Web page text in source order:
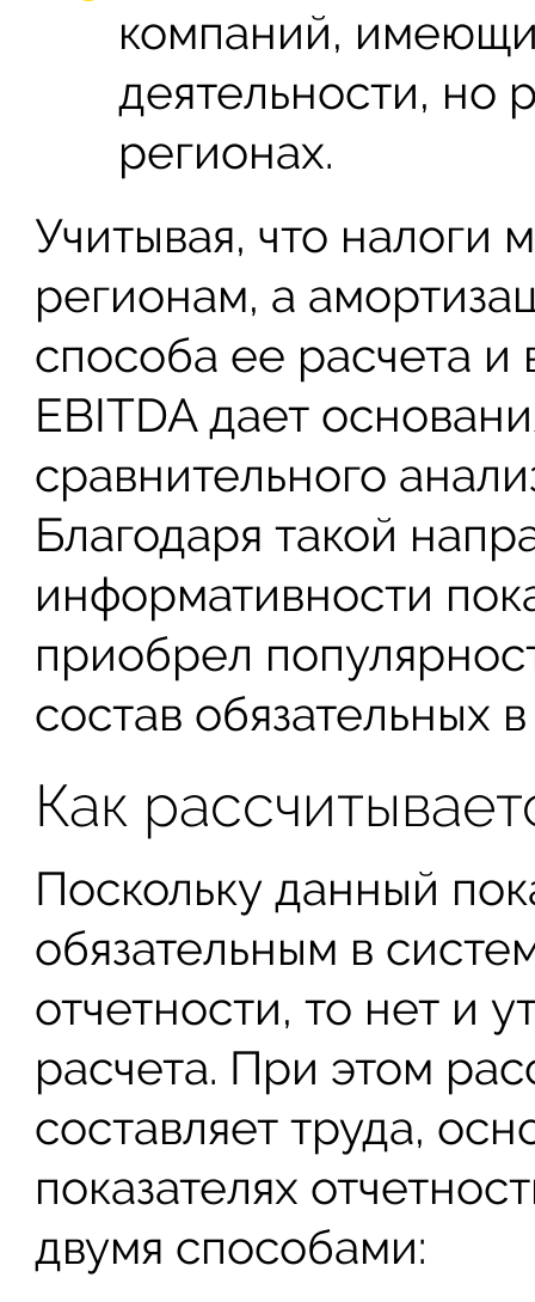
компаний,
деятельности, но
регионах.
Учитывая, что налоги
регионам, а
способа ее расчета и
EBITDA дает
сравнительного
Благодаря такой
информативности
приобрел
состав обязательных
Как
Поскольку данный
обязательным в
отчетности, то нет и
расчета. При этом
составляет труда,
показателях
двумя способами: